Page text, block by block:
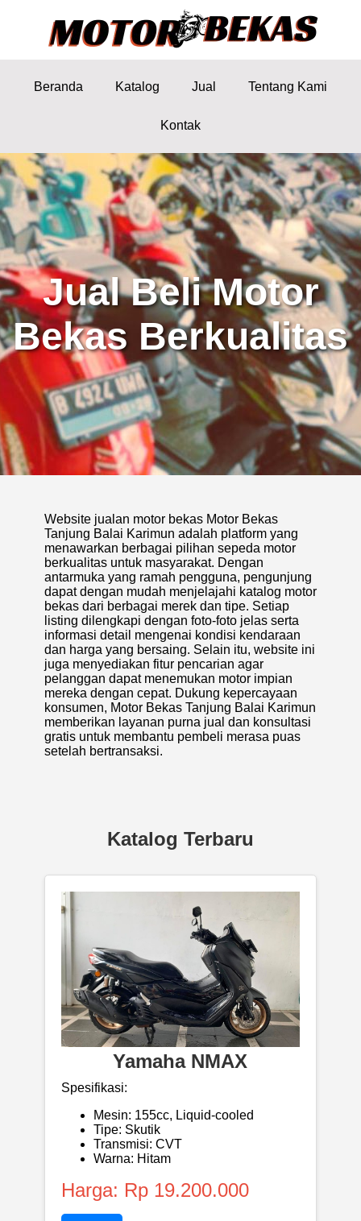
Beranda Katalog Jual Tentang Kami
Kontak
Jual Beli Motor
Bekas Berkualitas
Website jualan motor bekas Motor Bekas
Tanjung Balai Karimun adalah platform yang
menawarkan berbagai pilihan sepeda motor
berkualitas untuk masyarakat. Dengan
antarmuka yang ramah pengguna, pengunjung
dapat dengan mudah menjelajahi katalog motor
bekas dari berbagai merek dan tipe. Setiap
listing dilengkapi dengan foto-foto jelas serta
informasi detail mengenai kondisi kendaraan
dan harga yang bersaing. Selain itu, website ini
juga menyediakan fitur pencarian agar
pelanggan dapat menemukan motor impian
mereka dengan cepat. Dukung kepercayaan
konsumen, Motor Bekas Tanjung Balai Karimun
memberikan layanan purna jual dan konsultasi
gratis untuk membantu pembeli merasa puas
setelah bertransaksi.
Katalog Terbaru
Yamaha NMAX
Spesifikasi:
Mesin: 155cc, Liquid-cooled
Tipe: Skutik
Transmisi: CVT
Warna: Hitam
Harga: Rp 19.200.000